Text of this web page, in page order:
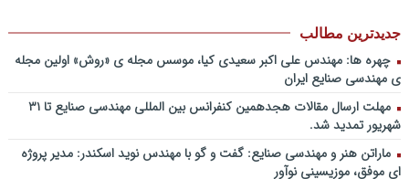
پادکست سخنرانی دکتر بهرخ خوشنویس در خصوص مدیریت و اقتصاد در
فضا + ساخت کارخانه روی ماه و مریخ
پادکست/ سخنان دکتر سعید رمضانی در خصوص مدیریت دارایی های
فیزیکی
چطور در سازمان ها آینده پژوهی کنیم؟ از کجا شروع کنیم؟ برنامه چه باید
باشد؟! / دانلود فایل صوتی دکتر تقوی
فایل صوتی گفت و گوی رامبد جوان و دکتر مصطفی تقوی در خصوص
جدیدترین مطالب
چهره ها: مهندس علی اکبر سعیدی کیا، موسس مجله ی «روش» اولین مجله
ی مهندسی صنایع ایران
مهلت ارسال مقالات هجدهمین کنفرانس بین المللی مهندسی صنایع تا ۳۱
شهریور تمدید شد.
ماراتن هنر و مهندسی صنایع: گفت و گو با مهندس نوید اسکندر: مدیر پروژه
ای موفق، موزیسینی نوآور